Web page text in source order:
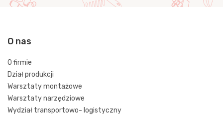
O nas
O firmie
Dział produkcji
Warsztaty montażowe
Warsztaty narzędziowe
Wydział transportowo- logistyczny